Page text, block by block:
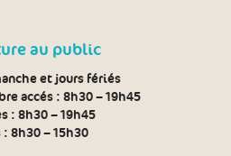
au public
et jours fériés
accés : 8h30 – 19h45
: 8h30 – 19h45
: 8h30 – 15h30